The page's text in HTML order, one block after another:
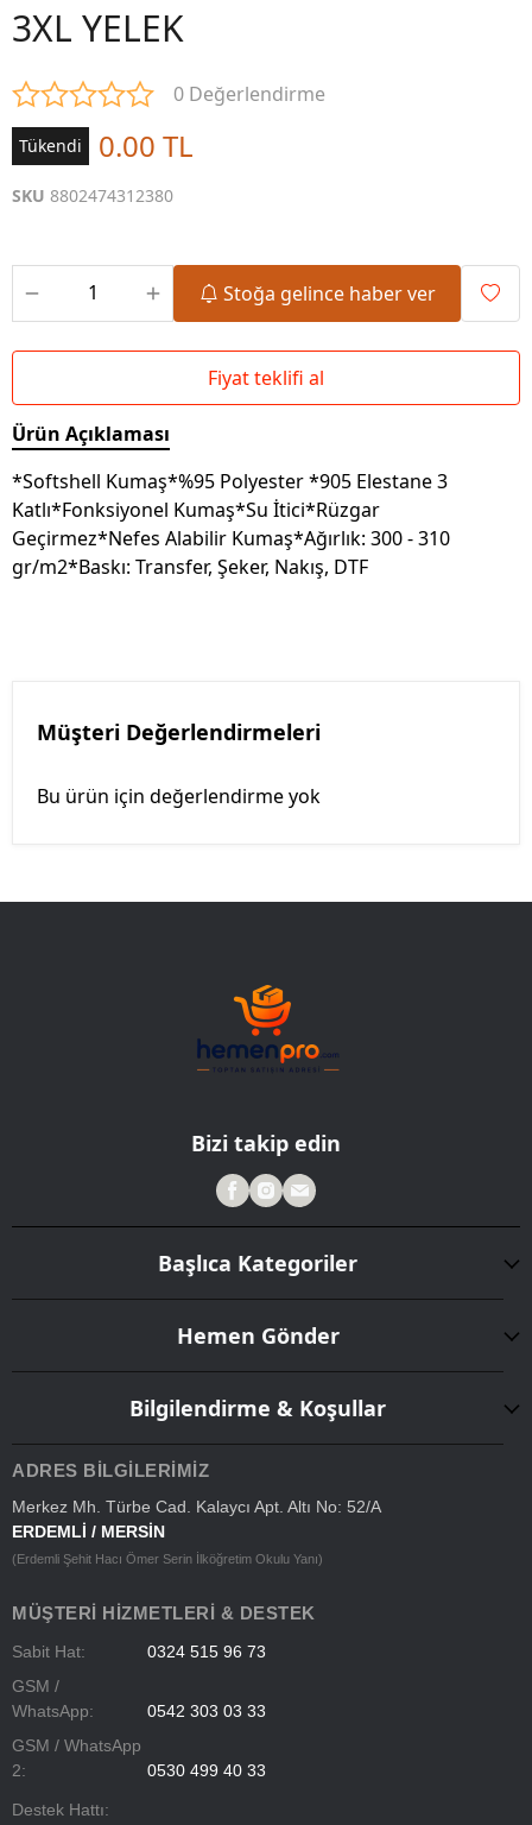
3XL YELEK
0 Değerlendirme
Tükendi 0.00 TL
SKU 8802474312380
Stoğa gelince haber ver
Fiyat teklifi al
Ürün Açıklaması
*Softshell Kumaş*%95 Polyester *905 Elestane 3
Katlı*Fonksiyonel Kumaş*Su İtici*Rüzgar
Geçirmez*Nefes Alabilir Kumaş*Ağırlık: 300 - 310
gr/m2*Baskı: Transfer, Şeker, Nakış, DTF
Müşteri Değerlendirmeleri
Bu ürün için değerlendirme yok
Bizi takip edin
Başlıca Kategoriler
Hemen Gönder
Bilgilendirme & Koşullar
ADRES BILGILERIMIZ
Merkez Mh. Türbe Cad. Kalaycı Apt. Altı No: 52/A
ERDEMLİ / MERSİN
(Erdemli Şehit Hacı Ömer Serin İlköğretim Okulu Yanı)
MÜŞTERI HIZMETLERI & DESTEK
Sabit Hat:
0324 515 96 73
GSM /
WhatsApp:
0542 303 03 33
GSM / WhatsApp
2:
0530 499 40 33
Destek Hattı: